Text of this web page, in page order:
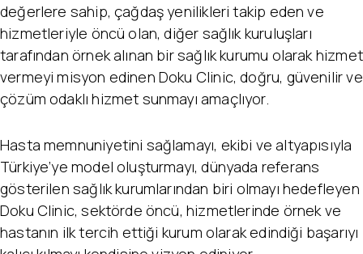
değerlere sahip, çağdaş yenilikleri takip eden ve
hizmetleriyle öncü olan, diğer sağlık kuruluşları
tarafından örnek alınan bir sağlık kurumu olarak hizmet
vermeyi misyon edinen Doku Clinic, doğru, güvenilir ve
çözüm odaklı hizmet sunmayı amaçlıyor.
Hasta memnuniyetini sağlamayı, ekibi ve altyapısıyla
Türkiye’ye model oluşturmayı, dünyada referans
gösterilen sağlık kurumlarından biri olmayı hedefleyen
Doku Clinic, sektörde öncü, hizmetlerinde örnek ve
hastanın ilk tercih ettiği kurum olarak edindiği başarıyı